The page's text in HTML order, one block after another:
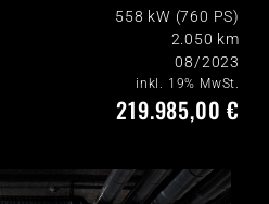
558 kW (760 PS)
2.050 km
08/2023
inkl. 19% MwSt.
219.985,00 €